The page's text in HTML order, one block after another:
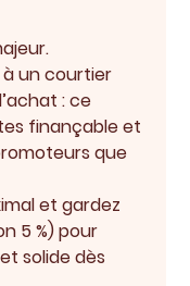
un courtier
: ce
finançable et
que
et gardez
5 %) pour
solide dès